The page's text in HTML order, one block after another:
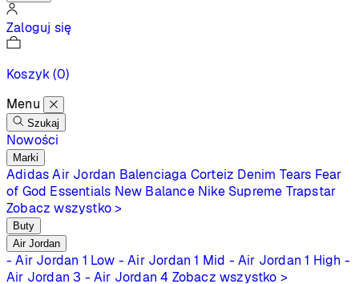
Zaloguj się
Koszyk(0)
Menu
Szukaj
Nowości
Marki
Adidas Air Jordan Balenciaga Corteiz Denim Tears Fear
of God Essentials New Balance Nike Supreme Trapstar
Zobacz wszystko >
Buty
Air Jordan
- Air Jordan 1 Low - Air Jordan 1 Mid - Air Jordan 1 High -
Air Jordan 3 - Air Jordan 4 Zobacz wszystko >